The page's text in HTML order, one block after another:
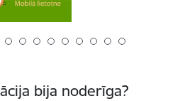
bija noderīga?